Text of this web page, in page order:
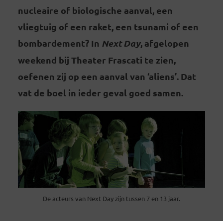
nucleaire of biologische aanval, een
vliegtuig of een raket, een tsunami of een
bombardement? In Next Day, afgelopen
weekend bij Theater Frascati te zien,
oefenen zij op een aanval van ‘aliens’. Dat
vat de boel in ieder geval goed samen.
De acteurs van Next Day zijn tussen 7 en 13 jaar.